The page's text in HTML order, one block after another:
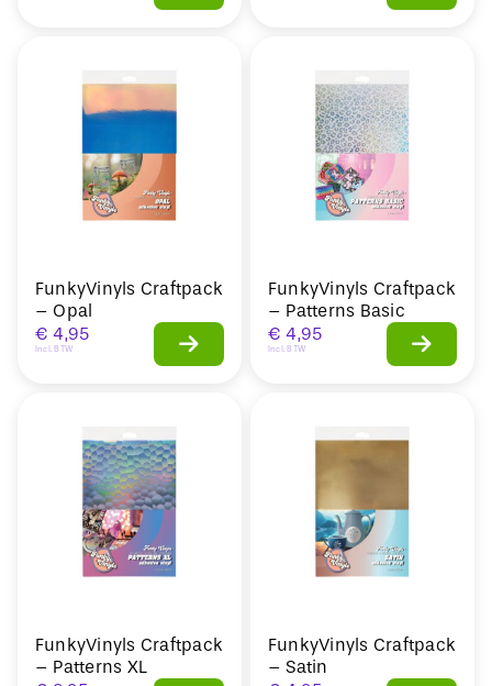
FunkyVinyls Craftpack
– Opal
€ 4,95
Incl. BTW
FunkyVinyls Craftpack
– Patterns Basic
€ 4,95
Incl. BTW
FunkyVinyls Craftpack
– Patterns XL
FunkyVinyls Craftpack
– Satin